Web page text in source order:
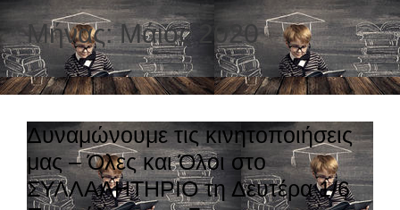
Μήνας: Μάιος 2020
Δυναμώνουμε τις κινητοποιήσεις
μας – Όλες και Όλοι στο
ΣΥΛΛΑΛΗΤΗΡΙΟ τη Δευτέρα 1/6